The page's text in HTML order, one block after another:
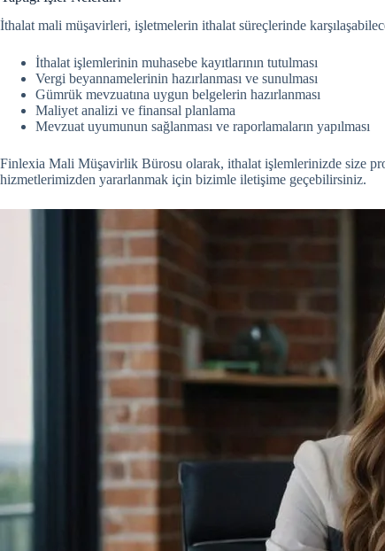
İthalat mali müşavirleri, işletmelerin ithalat süreçlerinde
İthalat işlemlerinin muhasebe kayıtlarının tutulması
Vergi beyannamelerinin hazırlanması ve sunulması
Gümrük mevzuatına uygun belgelerin hazırlanması
Maliyet analizi ve finansal planlama
Mevzuat uyumunun sağlanması ve raporlamaların yapılması
Finlexia Mali Müşavirlik Bürosu olarak, ithalat işlemlerinizde size
hizmetlerimizden yararlanmak için bizimle iletişime geçebilirsiniz.